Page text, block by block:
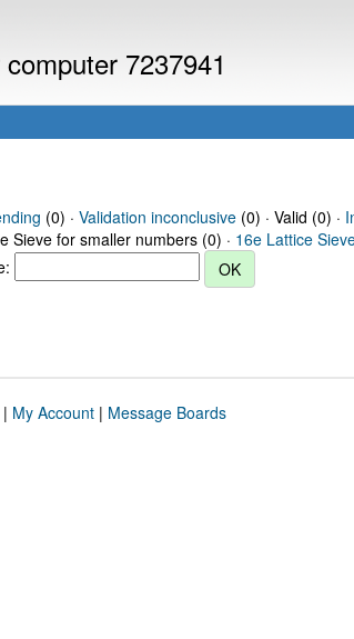
7237941
(0) · Validation inconclusive(0) · Valid (0) ·
Sieve for smaller numbers (0) · 16e Lattice
My Account| Message Boards